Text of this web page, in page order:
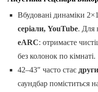
Вбудовані динаміки
серіали, YouTube. Для
eARC: отримаєте
без колонок по кімнаті.
42–43″ часто стає
саундбар поміститься